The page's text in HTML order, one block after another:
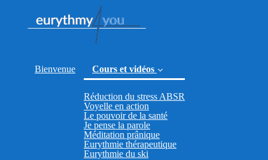
Bienvenue Cours et vidéos
Réduction du stress ABSR
Voyelle en action
Le pouvoir de la santé
Je pense la parole
Méditation prânique
Eurythmie thérapeutique
Eurythmie du ski